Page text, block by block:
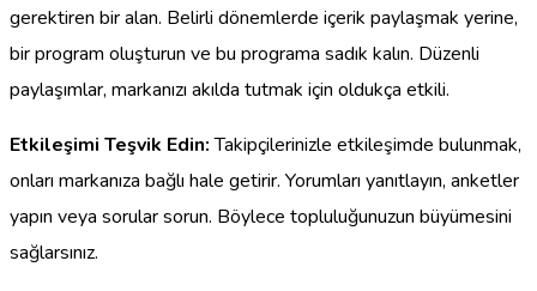
gerektiren bir alan. Belirli dönemlerde içerik paylaşmak yerine,
bir program oluşturun ve bu programa sadık kalın. Düzenli
paylaşımlar, markanızı akılda tutmak için oldukça etkili.
Etkileşimi Teşvik Edin:Takipçilerinizle etkileşimde bulunmak,
onları markanıza bağlı hale getirir. Yorumları yanıtlayın, anketler
yapın veya sorular sorun. Böylece topluluğunuzun büyümesini
sağlarsınız.